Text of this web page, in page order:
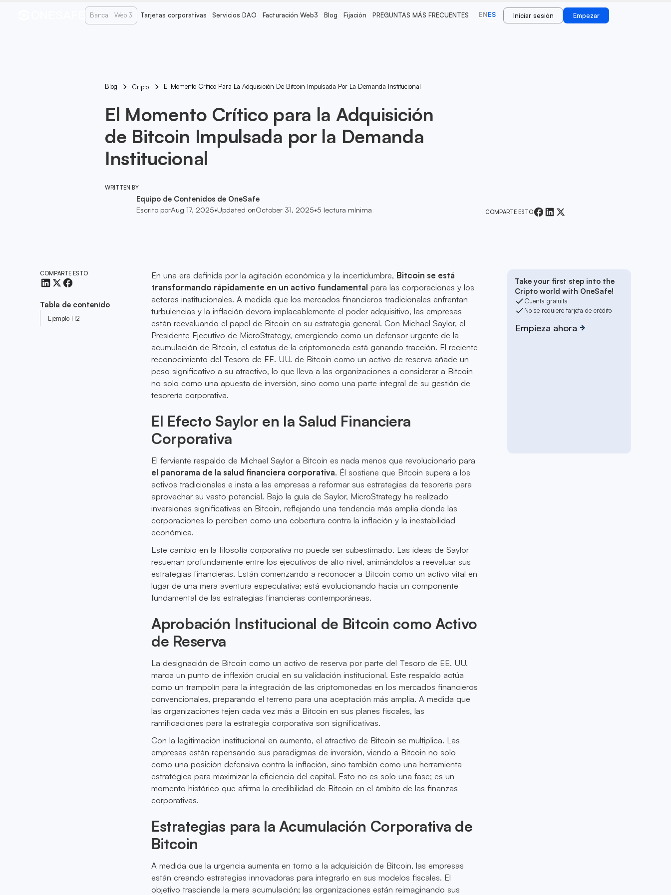
Banca Web 3 Tarjetas corporativas Servicios DAO Facturación Web3 Blog Fijación PREGUNTAS MÁS FRECUENTES ENES Iniciar sesión Empezar
Blog Cripto El Momento Crítico Para La Adquisición De Bitcoin Impulsada Por La Demanda Institucional
El Momento Crítico para la Adquisición
de Bitcoin Impulsada por la Demanda
Institucional
WRITTEN BY
Equipo de Contenidos de OneSafe
Escrito porAug 17, 2025•Updated onOctober 31, 2025•5 lectura mínima COMPARTE ESTO
COMPARTE ESTO
Tabla de contenido
Ejemplo H2
En una era definida por la agitación económica y la incertidumbre, Bitcoin se está
transformando rápidamente en un activo fundamental para las corporaciones y los
actores institucionales. A medida que los mercados financieros tradicionales enfrentan
turbulencias y la inflación devora implacablemente el poder adquisitivo, las empresas
están reevaluando el papel de Bitcoin en su estrategia general. Con Michael Saylor, el
Presidente Ejecutivo de MicroStrategy, emergiendo como un defensor urgente de la
acumulación de Bitcoin, el estatus de la criptomoneda está ganando tracción. El reciente
reconocimiento del Tesoro de EE. UU. de Bitcoin como un activo de reserva añade un
peso significativo a su atractivo, lo que lleva a las organizaciones a considerar a Bitcoin
no solo como una apuesta de inversión, sino como una parte integral de su gestión de
tesorería corporativa.
El Efecto Saylor en la Salud Financiera
Corporativa
El ferviente respaldo de Michael Saylor a Bitcoin es nada menos que revolucionario para
el panorama de la salud financiera corporativa. Él sostiene que Bitcoin supera a los
activos tradicionales e insta a las empresas a reformar sus estrategias de tesorería para
aprovechar su vasto potencial. Bajo la guía de Saylor, MicroStrategy ha realizado
inversiones significativas en Bitcoin, reflejando una tendencia más amplia donde las
corporaciones lo perciben como una cobertura contra la inflación y la inestabilidad
económica.
Este cambio en la filosofía corporativa no puede ser subestimado. Las ideas de Saylor
resuenan profundamente entre los ejecutivos de alto nivel, animándolos a reevaluar sus
estrategias financieras. Están comenzando a reconocer a Bitcoin como un activo vital en
lugar de una mera aventura especulativa; está evolucionando hacia un componente
fundamental de las estrategias financieras contemporáneas.
Aprobación Institucional de Bitcoin como Activo
de Reserva
La designación de Bitcoin como un activo de reserva por parte del Tesoro de EE. UU.
marca un punto de inflexión crucial en su validación institucional. Este respaldo actúa
como un trampolín para la integración de las criptomonedas en los mercados financieros
convencionales, preparando el terreno para una aceptación más amplia. A medida que
las organizaciones tejen cada vez más a Bitcoin en sus planes fiscales, las
ramificaciones para la estrategia corporativa son significativas.
Con la legitimación institucional en aumento, el atractivo de Bitcoin se multiplica. Las
empresas están repensando sus paradigmas de inversión, viendo a Bitcoin no solo
como una posición defensiva contra la inflación, sino también como una herramienta
estratégica para maximizar la eficiencia del capital. Esto no es solo una fase; es un
momento histórico que afirma la credibilidad de Bitcoin en el ámbito de las finanzas
corporativas.
Estrategias para la Acumulación Corporativa de
Bitcoin
A medida que la urgencia aumenta en torno a la adquisición de Bitcoin, las empresas
están creando estrategias innovadoras para integrarlo en sus modelos fiscales. El
objetivo trasciende la mera acumulación; las organizaciones están reimaginando sus
Take your first step into the
Cripto world with OneSafe!
Cuenta gratuita
No se requiere tarjeta de crédito
Empieza ahora